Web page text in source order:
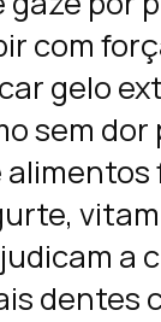
com
gelo
sem
a
dentes